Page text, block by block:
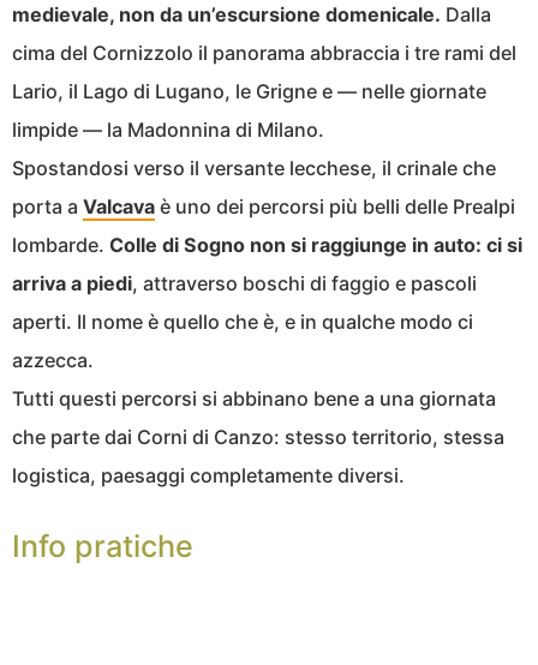
medievale, non da un’escursione domenicale. Dalla
cima del Cornizzolo il panorama abbraccia i tre rami del
Lario, il Lago di Lugano, le Grigne e — nelle giornate
limpide — la Madonnina di Milano.
Spostandosi verso il versante lecchese, il crinale che
porta a Valcava è uno dei percorsi più belli delle Prealpi
lombarde. Colle di Sogno non si raggiunge in auto: ci si
arriva a piedi, attraverso boschi di faggio e pascoli
aperti. Il nome è quello che è, e in qualche modo ci
azzecca.
Tutti questi percorsi si abbinano bene a una giornata
che parte dai Corni di Canzo: stesso territorio, stessa
logistica, paesaggi completamente diversi.
Info pratiche